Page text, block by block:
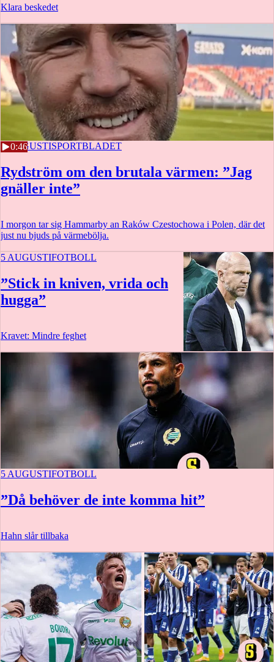
Klara beskedet
0:46
5 AUGUSTISPORTBLADET
Rydström om den brutala värmen: ”Jag
gnäller inte”
I morgon tar sig Hammarby an Raków Czestochowa i Polen, där det
just nu bjuds på värmebölja.
5 AUGUSTIFOTBOLL
”Stick in kniven, vrida och
hugga”
Kravet: Mindre feghet
5 AUGUSTIFOTBOLL
”Då behöver de inte komma hit”
Hahn slår tillbaka